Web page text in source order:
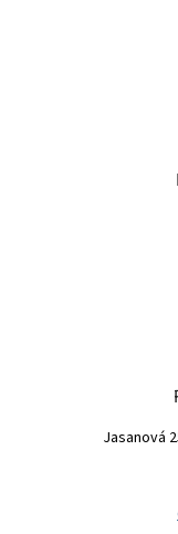
Jasanová